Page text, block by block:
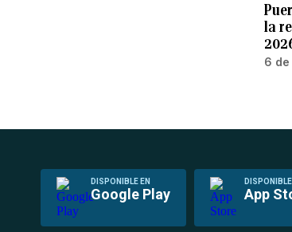
la
6 de
DISPONIBLE EN
Google Play
DISPONIBLE
App